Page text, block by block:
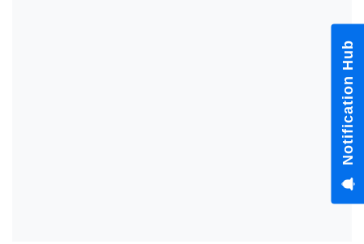
Notification Hub